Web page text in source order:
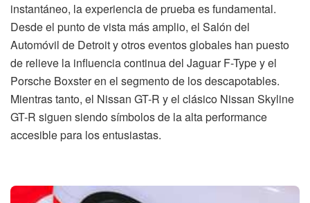
instantáneo, la experiencia de prueba es fundamental.
Desde el punto de vista más amplio, el Salón del
Automóvil de Detroit y otros eventos globales han puesto
de relieve la influencia continua del Jaguar F-Type y el
Porsche Boxster en el segmento de los descapotables.
Mientras tanto, el Nissan GT-R y el clásico Nissan Skyline
GT-R siguen siendo símbolos de la alta performance
accesible para los entusiastas.